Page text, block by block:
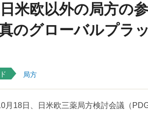
米欧以外の局方の
のグローバルプラ
局方
18日、日米欧三薬局方検討会議（